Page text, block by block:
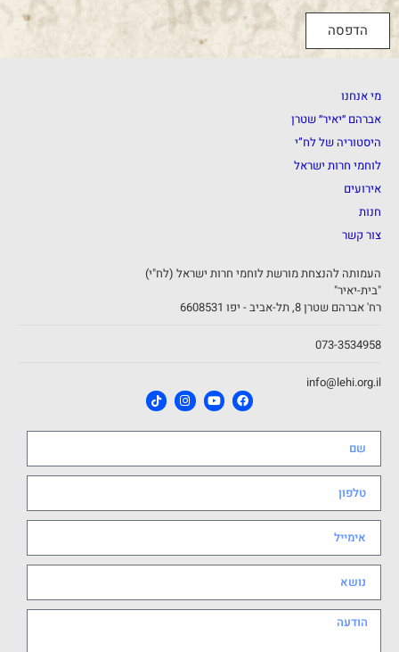
הדפסה
מי אנחנו
אברהם ״יאיר״ שטרן
היסטוריה של לח”י
לוחמי חרות ישראל
אירועים
חנות
צור קשר
העמותה להנצחת מורשת לוחמי חרות ישראל (לח"י)
"בית-יאיר"
רח' אברהם שטרן 8, תל-אביב - יפו 6608531
073-3534958
info@lehi.org.il